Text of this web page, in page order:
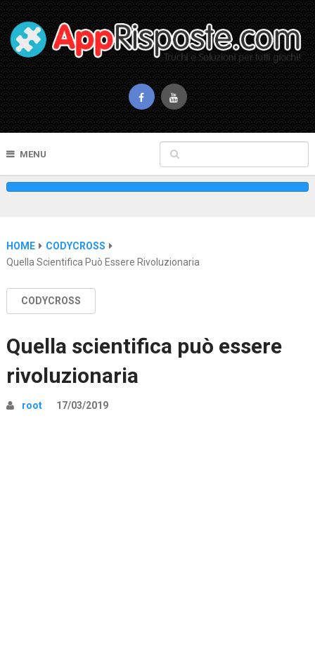
MENU
HOME
CODYCROSS
Quella Scientifica Può Essere Rivoluzionaria
CODYCROSS
Quella scientifica può essere
rivoluzionaria
root 17/03/2019